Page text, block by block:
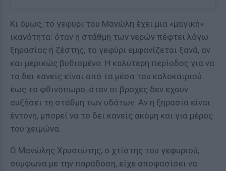
Κι όμως, το γεφύρι του Μανώλη έχει μια «μαγική»
ικανότητα: όταν η στάθμη των νερών πέφτει λόγω
ξηρασίας ή ζέστης, το γεφύρι εμφανίζεται ξανά, αν
και μερικώς βυθισμένο. Η καλύτερη περίοδος για να
το δει κανείς είναι από τα μέσα του καλοκαιριού
έως το φθινόπωρο, όταν οι βροχές δεν έχουν
αυξήσει τη στάθμη των υδάτων. Αν η ξηρασία είναι
έντονη, μπορεί να το δει κανείς ακόμη και για μέρος
του χειμώνα.
Ο Μανώλης Χρυσιώτης, ο χτίστης του γεφυριού,
σύμφωνα με την παράδοση, είχε αποφασίσει να